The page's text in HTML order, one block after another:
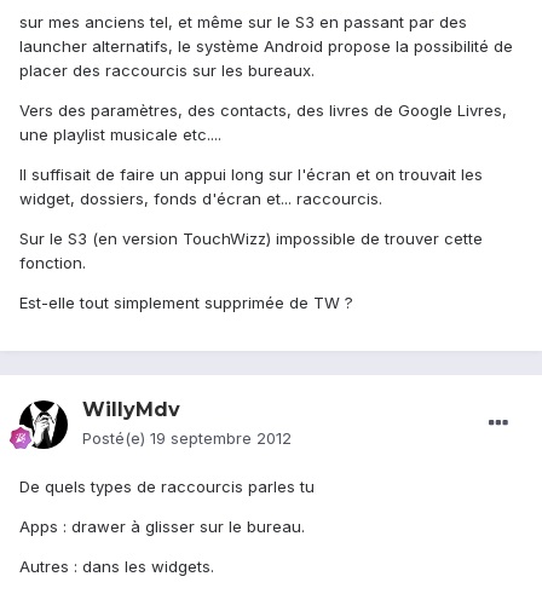
sur mes anciens tel, et même sur le S3 en passant par des
launcher alternatifs, le système Android propose la possibilité de
placer des raccourcis sur les bureaux.
Vers des paramètres, des contacts, des livres de Google Livres,
une playlist musicale etc....
Il suffisait de faire un appui long sur l'écran et on trouvait les
widget, dossiers, fonds d'écran et... raccourcis.
Sur le S3 (en version TouchWizz) impossible de trouver cette
fonction.
Est-elle tout simplement supprimée de TW ?
WillyMdv
Posté(e) 19 septembre 2012
De quels types de raccourcis parles tu
Apps : drawer à glisser sur le bureau.
Autres : dans les widgets.